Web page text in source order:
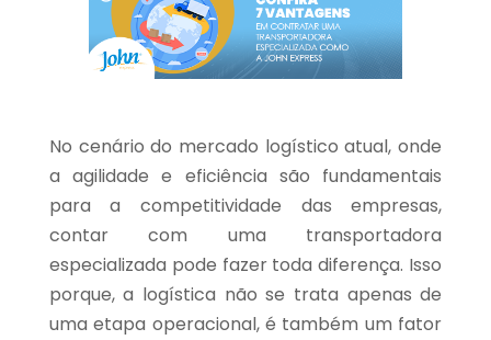
No cenário do mercado logístico atual, onde
a agilidade e eficiência são fundamentais
para a competitividade das empresas,
contar com uma transportadora
especializada pode fazer toda diferença. Isso
porque, a logística não se trata apenas de
uma etapa operacional, é também um fator